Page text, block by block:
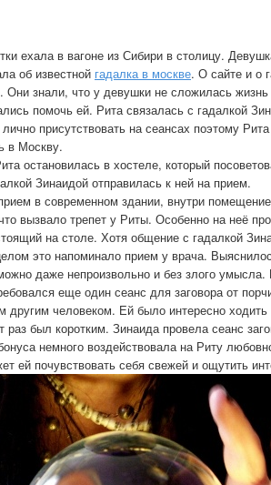
ехала в вагоне из Сибири в столицу.
об известной гадалка в москве. О сайте и о
Они знали, что у девушки не сложилась
помочь ей. Рита связалась с гадалкой
присутствовать на сеансах поэтому
в Москву.
остановилась в хостеле, который
Зинаидой отправилась к ней на прием.
в современном здании, внутри
вызвало трепет у Риты. Особенно на неё
на столе. Хотя общение с гадалкой
это напоминало прием у врача.
даже непроизвольно и без злого
еще один сеанс для заговора от
другим человеком. Ей было интересно
был коротким. Зинаида провела сеанс
немного воздействовала на Риту
ей почувствовать себя свежей и ощутить